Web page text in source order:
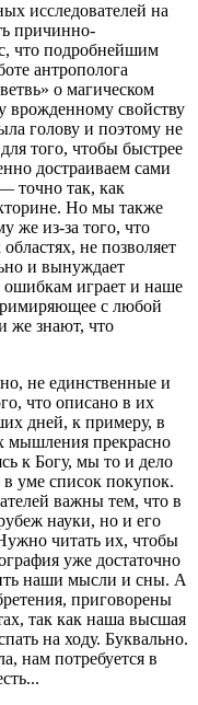
исследователей на
причинно-
что подробнейшим
антрополога
о магическом
свойству
голову и поэтому не
того, чтобы быстрее
достраиваем сами
точно так, как
Но мы также
же из-за того, что
не позволяет
и вынуждает
ошибкам играет и наше
с любой
же знают, что
не единственные и
что описано в их
дней, к примеру, в
мышления прекрасно
к Богу, мы то и дело
в уме список покупок.
важны тем, что в
науки, но и его
читать их, чтобы
уже достаточно
наши мысли и сны. А
приговорены
так как наша высшая
на ходу. Буквально.
нам потребуется в